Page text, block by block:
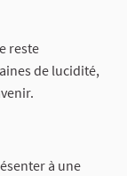
reste
de lucidité,
à une